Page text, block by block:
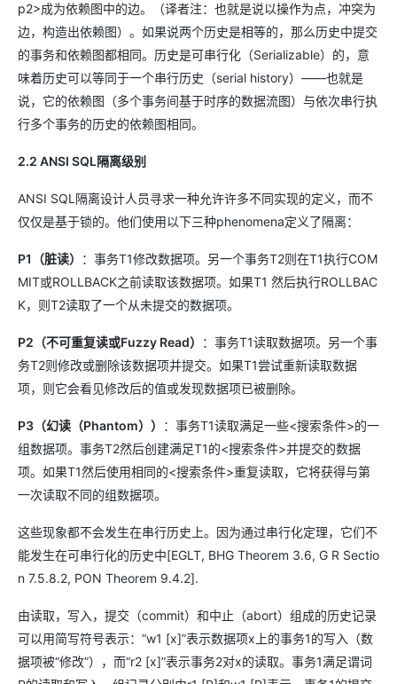
p2>成为依赖图中的边。（译者注：也就是说以操作为点，冲突为
边，构造出依赖图）。如果说两个历史是相等的，那么历史中提交
的事务和依赖图都相同。历史是可串行化（Serializable）的，意
味着历史可以等同于一个串行历史（serial history）——也就是
说，它的依赖图（多个事务间基于时序的数据流图）与依次串行执
行多个事务的历史的依赖图相同。
2.2 ANSI SQL隔离级别
ANSI SQL隔离设计人员寻求一种允许许多不同实现的定义，而不
仅仅是基于锁的。他们使用以下三种phenomena定义了隔离：
P1（脏读）
：事务T1修改数据项。另一个事务T2则在T1执行COM
MIT或ROLLBACK之前读取该数据项。如果T1 然后执行ROLLBAC
K，则T2读取了一个从未提交的数据项。
P2（不可重复读或Fuzzy Read）
：事务T1读取数据项。另一个事
务T2则修改或删除该数据项并提交。如果T1尝试重新读取数据
项，则它会看见修改后的值或发现数据项已被删除。
P3（幻读（Phantom））
：事务T1读取满足一些<搜索条件>的一
组数据项。事务T2然后创建满足T1的<搜索条件>并提交的数据
项。如果T1然后使用相同的<搜索条件>重复读取，它将获得与第
一次读取不同的组数据项。
这些现象都不会发生在串行历史上。因为通过串行化定理，它们不
能发生在可串行化的历史中[EGLT, BHG Theorem 3.6, G R Sectio
n 7.5.8.2, PON Theorem 9.4.2].
由读取，写入，提交（commit）和中止（abort）组成的历史记录
可以用简写符号表示：“w1 [x]”表示数据项x上的事务1的写入（数
据项被“修改”），而“r2 [x]”表示事务2对x的读取。事务1满足谓词